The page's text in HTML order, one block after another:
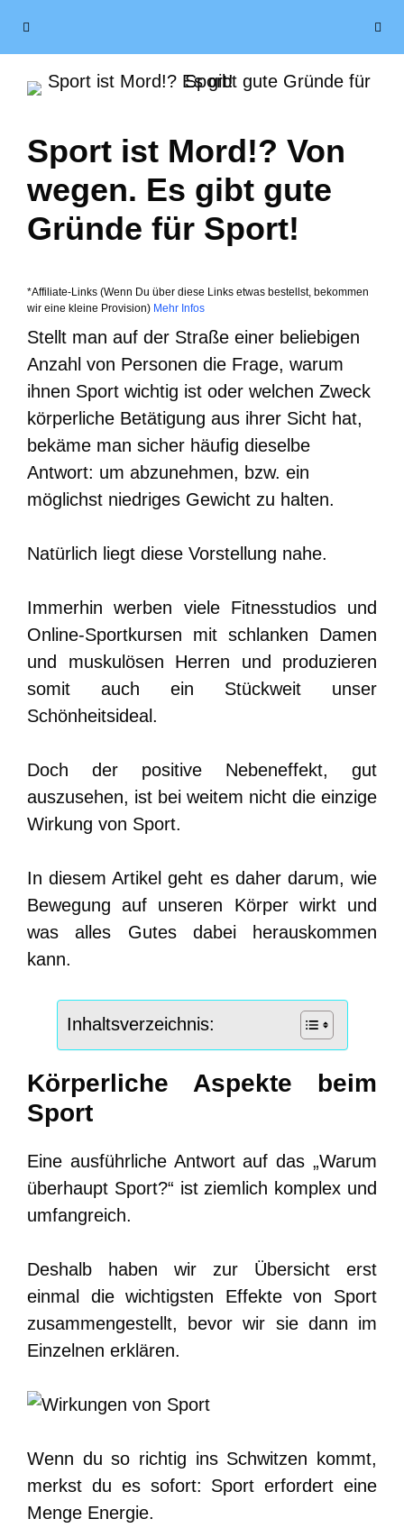
Sport ist Mord!? Von
wegen. Es gibt gute
Gründe für Sport!
*Affiliate-Links (Wenn Du über diese Links etwas bestellst, bekommen
wir eine kleine Provision) Mehr Infos
Stellt man auf der Straße einer beliebigen
Anzahl von Personen die Frage, warum
ihnen Sport wichtig ist oder welchen Zweck
körperliche Betätigung aus ihrer Sicht hat,
bekäme man sicher häufig dieselbe
Antwort: um abzunehmen, bzw. ein
möglichst niedriges Gewicht zu halten.
Natürlich liegt diese Vorstellung nahe.
Immerhin werben viele Fitnesstudios und
Online-Sportkursen mit schlanken Damen
und muskulösen Herren und produzieren
somit auch ein Stückweit unser
Schönheitsideal.
Doch der positive Nebeneffekt, gut
auszusehen, ist bei weitem nicht die einzige
Wirkung von Sport.
In diesem Artikel geht es daher darum, wie
Bewegung auf unseren Körper wirkt und
was alles Gutes dabei herauskommen
kann.
Inhaltsverzeichnis:
Körperliche Aspekte beim
Sport
Eine ausführliche Antwort auf das „Warum
überhaupt Sport?“ ist ziemlich komplex und
umfangreich.
Deshalb haben wir zur Übersicht erst
einmal die wichtigsten Effekte von Sport
zusammengestellt, bevor wir sie dann im
Einzelnen erklären.
Wenn du so richtig ins Schwitzen kommt,
merkst du es sofort: Sport erfordert eine
Menge Energie.